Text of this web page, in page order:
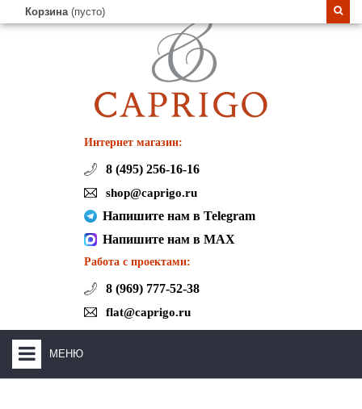
Корзина (пусто)
Интернет магазин:
8 (495) 256-16-16
shop@caprigo.ru
Напишите нам в Telegram
Напишите нам в MAX
Работа с проектами:
8 (969) 777-52-38
flat@caprigo.ru
МЕНЮ